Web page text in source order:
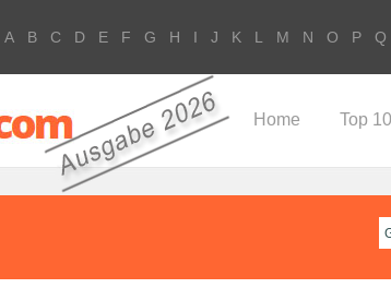
A B C D E F G H I J K L M N O P Q
Home Top 10